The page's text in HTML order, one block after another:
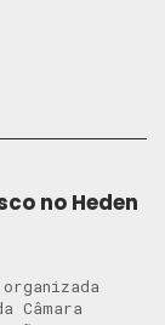
no Heden
Câmara